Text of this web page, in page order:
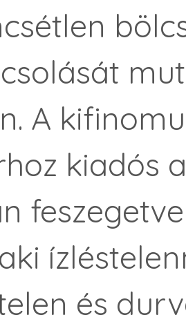
A
kiadós
és